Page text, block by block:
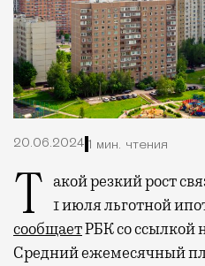
20.06.2024 1 мин. чтения
Такой резкий рост связывают с отменой после 1 июля льготной
сообщаетРБК со ссылкой
Средний ежемесячный